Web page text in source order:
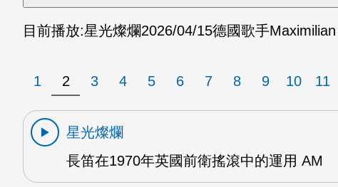
目前播放:星光燦爛2026/04/15德國歌手
1 2 3 4 5 6 7 8 9 10 11
星光燦爛
長笛在1970年英國前衛搖滾中的運用 AM